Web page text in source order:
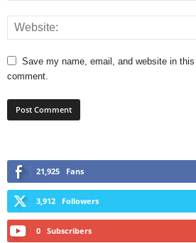
Save my name, email, and website in
comment.
21,925 Fans
3,912 Followers
0 Subscribers